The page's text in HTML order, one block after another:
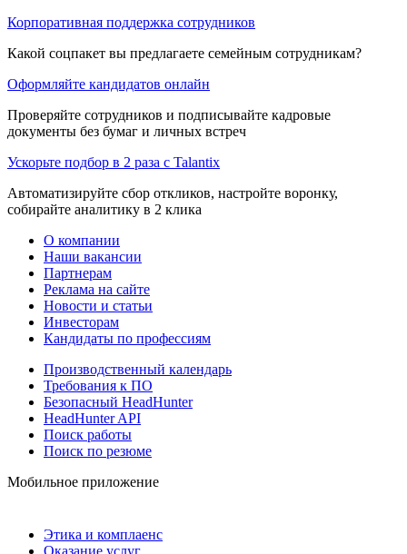
Корпоративная поддержка сотрудников
Какой соцпакет вы предлагаете семейным сотрудникам?
Оформляйте кандидатов онлайн
Проверяйте сотрудников и подписывайте кадровые
документы без бумаг и личных встреч
Ускорьте подбор в 2 раза с Talantix
Автоматизируйте сбор откликов, настройте воронку,
собирайте аналитику в 2 клика
О компании
Наши вакансии
Партнерам
Реклама на сайте
Новости и статьи
Инвесторам
Кандидаты по профессиям
Производственный календарь
Требования к ПО
Безопасный HeadHunter
HeadHunter API
Поиск работы
Поиск по резюме
Мобильное приложение
Этика и комплаенс
Оказание услуг